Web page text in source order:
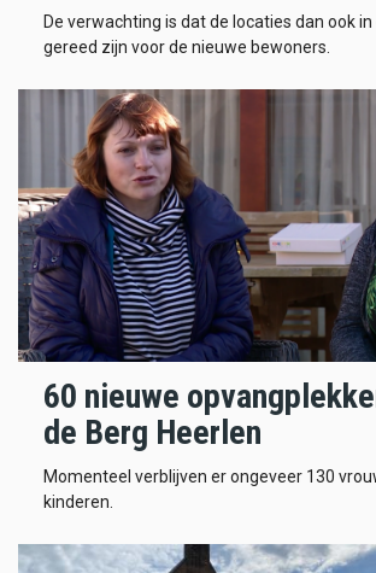
De verwachting is dat de locaties dan ook
gereed zijn voor de nieuwe bewoners.
60 nieuwe
de Berg Heerlen
Momenteel verblijven er ongeveer 130
kinderen.